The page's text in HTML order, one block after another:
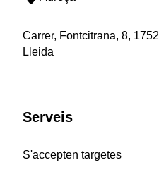
Carrer, Fontcitrana, 8,
Lleida
Serveis
S'accepten targetes